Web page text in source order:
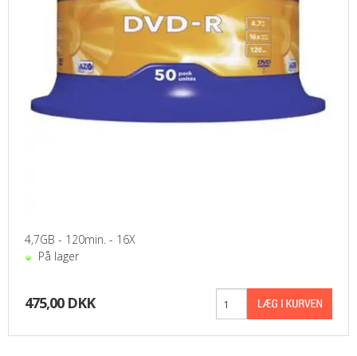
4,7GB - 120min. - 16X
På lager
475,00 DKK